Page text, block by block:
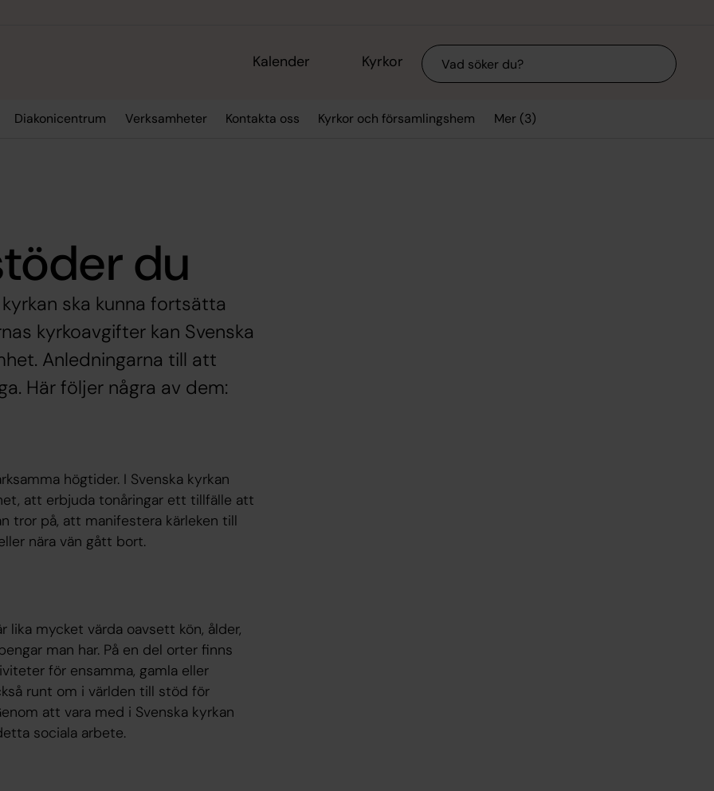
Kalender Kyrkor Sök
Diakonicentrum Verksamheter Kontakta oss Kyrkor och församlingshem Mer (3)
du
ska kunna fortsätta
kyrkoavgifter kan Svenska
Anledningarna till att
Här följer några av dem:
högtider. I Svenska kyrkan
att erbjuda tonåringar ett tillfälle att
tror på, att manifestera kärleken till
nära vän gått bort.
lika mycket värda oavsett kön, ålder,
man har. På en del orter finns
för ensamma, gamla eller
runt om i världen till stöd för
att vara med i Svenska kyrkan
sociala arbete.